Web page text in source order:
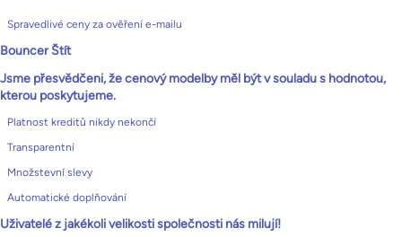
Spravedlivé ceny za ověření e-mailu
Bouncer Štít
Jsme přesvědčeni, že cenový modelby měl být v souladu s hodnotou,
kterou poskytujeme.
Platnost kreditů nikdy nekončí
Transparentní
Množstevní slevy
Automatické doplňování
Uživatelé z jakékoli velikosti společnosti nás milují!